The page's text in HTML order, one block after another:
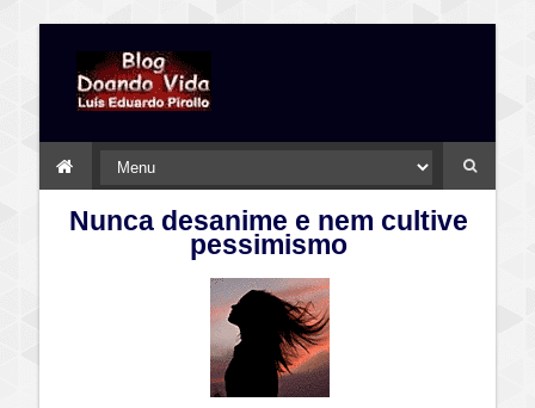
Nunca desanime e nem cultive
pessimismo